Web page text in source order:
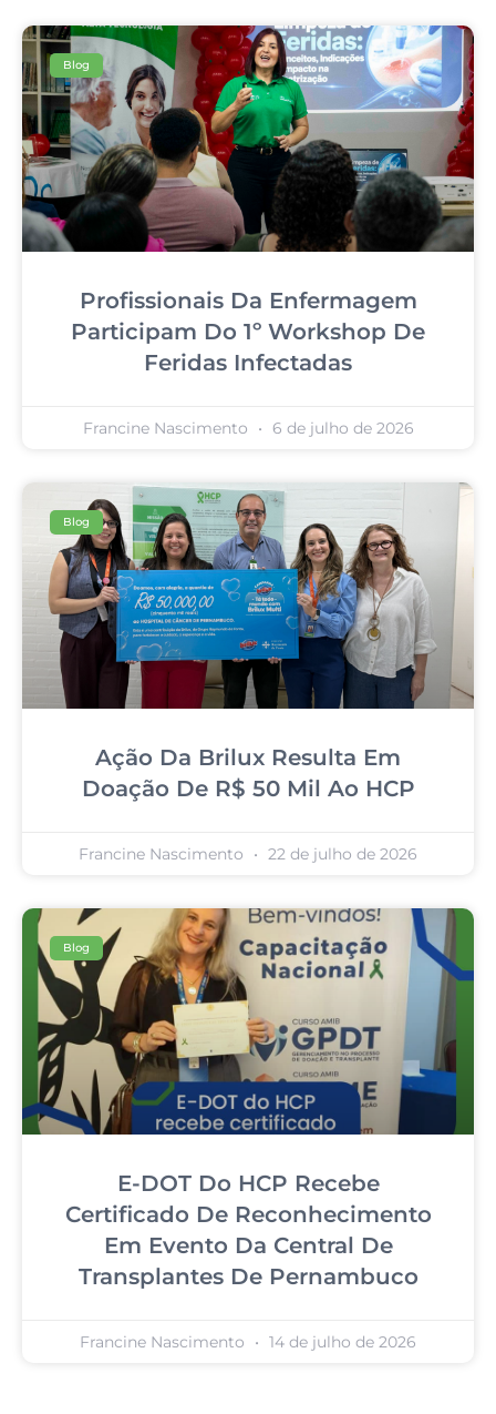
Blog
Profissionais Da Enfermagem
Participam Do 1º Workshop De
Feridas Infectadas
Francine Nascimento 6 de julho de 2026
Blog
Ação Da Brilux Resulta Em
Doação De R$ 50 Mil Ao HCP
Francine Nascimento 22 de julho de 2026
Blog
E-DOT Do HCP Recebe
Certificado De Reconhecimento
Em Evento Da Central De
Transplantes De Pernambuco
Francine Nascimento 14 de julho de 2026